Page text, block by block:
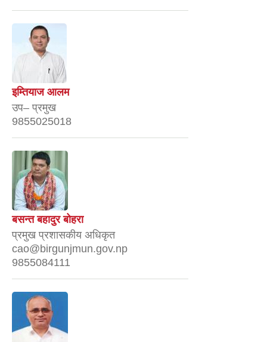
इम्तियाज आलम
उप– प्रमुख
9855025018
बसन्त बहादुर बोहरा
प्रमुख प्रशासकीय अधिकृत
cao@birgunjmun.gov.np
9855084111